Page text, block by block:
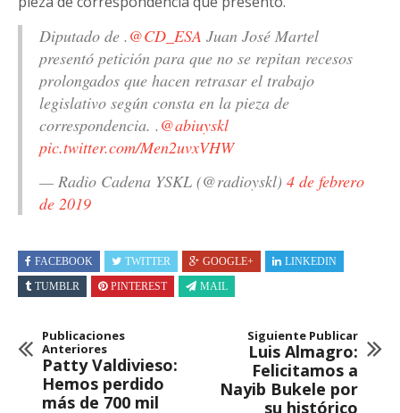
Diputado de .@CD_ESA Juan José Martel
presentó petición para que no se repitan recesos
prolongados que hacen retrasar el trabajo
legislativo según consta en la pieza de
correspondencia. .@abiuyskl
pic.twitter.com/Men2uvxVHW
— Radio Cadena YSKL (@radioyskl) 4 de febrero
de 2019
FACEBOOK TWITTER GOOGLE+
LINKEDIN
TUMBLR
PINTEREST MAIL
Publicaciones
Anteriores
Patty Valdivieso:
Hemos perdido
más de 700 mil
Siguiente Publicar
Luis Almagro:
Felicitamos a
Nayib Bukele por
su histórico